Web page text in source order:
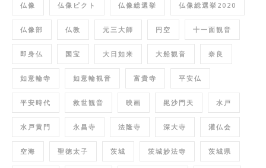
仏像 仏像ピクト 仏像総選挙 仏像総選挙2020
仏像部 仏教 元三大師 円空 十一面観音
即身仏 国宝 大日如来 大船観音 奈良
如意輪寺 如意輪観音 富貴寺 平安仏
平安時代 救世観音 映画 毘沙門天 水戸
水戸黄門 永昌寺 法隆寺 深大寺 灌仏会
空海 聖徳太子 茨城 茨城妙法寺 茨城県